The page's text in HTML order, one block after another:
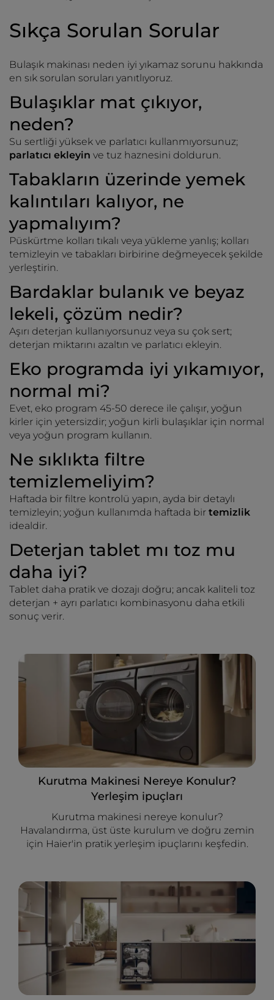
Sıkça Sorulan Sorular
Bulaşık makinası neden iyi yıkamaz sorunu hakkında
en sık sorulan soruları yanıtlıyoruz.
Bulaşıklar mat çıkıyor,
neden?
Su sertliği yüksek ve parlatıcı kullanmıyorsunuz;
parlatıcı ekleyin ve tuz haznesini doldurun.
Tabakların üzerinde yemek
kalıntıları kalıyor, ne
yapmalıyım?
Püskürtme kolları tıkalı veya yükleme yanlış; kolları
temizleyin ve tabakları birbirine değmeyecek şekilde
yerleştirin.
Bardaklar bulanık ve beyaz
lekeli, çözüm nedir?
Aşırı deterjan kullanıyorsunuz veya su çok sert;
deterjan miktarını azaltın ve parlatıcı ekleyin.
Eko programda iyi yıkamıyor,
normal mi?
Evet, eko program 45-50 derece ile çalışır, yoğun
kirler için yetersizdir; yoğun kirli bulaşıklar için normal
veya yoğun program kullanın.
Ne sıklıkta filtre
temizlemeliyim?
Haftada bir filtre kontrolü yapın, ayda bir detaylı
temizleyin; yoğun kullanımda haftada bir temizlik
idealdir.
Deterjan tablet mı toz mu
daha iyi?
Tablet daha pratik ve dozajı doğru; ancak kaliteli toz
deterjan + ayrı parlatıcı kombinasyonu daha etkili
sonuç verir.
Kurutma Makinesi Nereye Konulur?
Yerleşim ipuçları
Kurutma makinesi nereye konulur?
Havalandırma, üst üste kurulum ve doğru zemin
için Haier'in pratik yerleşim ipuçlarını keşfedin.